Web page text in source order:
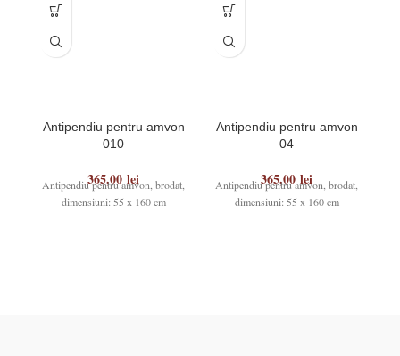
Antipendiu pentru amvon
010
365,00 lei
Antipendiu pentru amvon, brodat,
dimensiuni: 55 x 160 cm
Antipendiu pentru amvon
04
365,00 lei
Antipendiu pentru amvon, brodat,
dimensiuni: 55 x 160 cm